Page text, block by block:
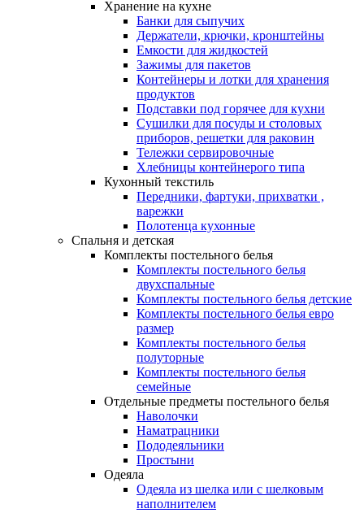
Хранение на кухне
Банки для сыпучих
Держатели, крючки, кронштейны
Емкости для жидкостей
Зажимы для пакетов
Контейнеры и лотки для хранения
продуктов
Подставки под горячее для кухни
Сушилки для посуды и столовых
приборов, решетки для раковин
Тележки сервировочные
Хлебницы контейнерого типа
Кухонный текстиль
Передники, фартуки, прихватки ,
варежки
Полотенца кухонные
Спальня и детская
Комплекты постельного белья
Комплекты постельного белья
двухспальные
Комплекты постельного белья детские
Комплекты постельного белья евро
размер
Комплекты постельного белья
полуторные
Комплекты постельного белья
семейные
Отдельные предметы постельного белья
Наволочки
Наматрацники
Пододеяльники
Простыни
Одеяла
Одеяла из шелка или с шелковым
наполнителем